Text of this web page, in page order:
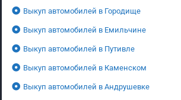
Выкуп автомобилей в Городище
Выкуп автомобилей в Емильчине
Выкуп автомобилей в Путивле
Выкуп автомобилей в Каменском
Выкуп автомобилей в Андрушевке